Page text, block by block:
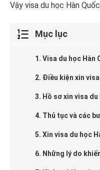
Vậy visa du học Hàn
Mục lục
1. Visa du học Hàn
2. Điều kiện xin
3. Hồ sơ xin visa
4. Thủ tục và các
5. Xin visa du học
6. Những lý do